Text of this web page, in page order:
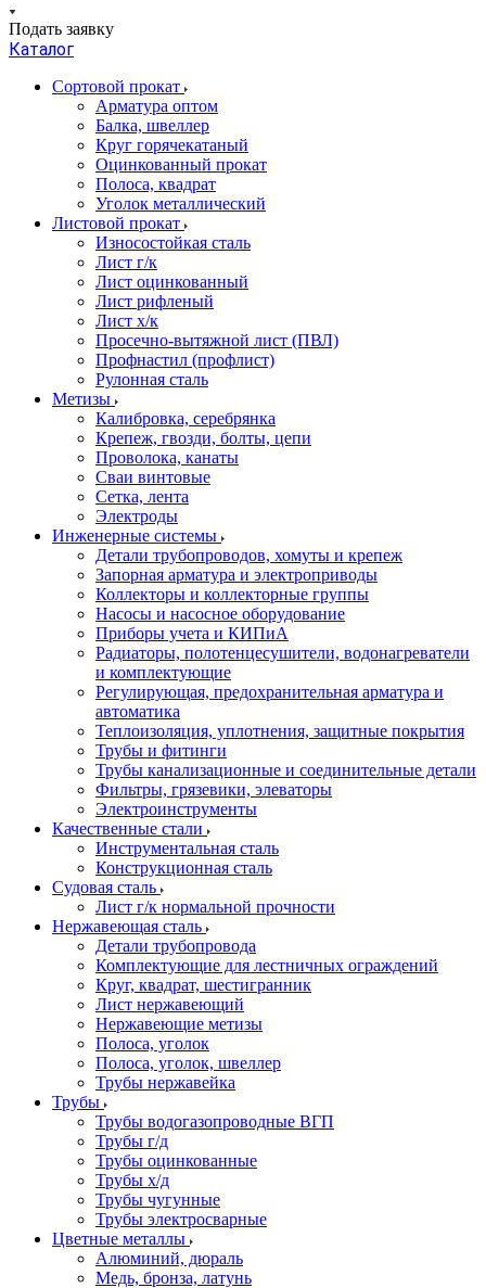
Подать заявку
Каталог
Сортовой прокат
Арматура оптом
Балка, швеллер
Круг горячекатаный
Оцинкованный прокат
Полоса, квадрат
Уголок металлический
Листовой прокат
Износостойкая сталь
Лист г/к
Лист оцинкованный
Лист рифленый
Лист х/к
Просечно-вытяжной лист (ПВЛ)
Профнастил (профлист)
Рулонная сталь
Метизы
Калибровка, серебрянка
Крепеж, гвозди, болты, цепи
Проволока, канаты
Сваи винтовые
Сетка, лента
Электроды
Инженерные системы
Детали трубопроводов, хомуты и крепеж
Запорная арматура и электроприводы
Коллекторы и коллекторные группы
Насосы и насосное оборудование
Приборы учета и КИПиА
Радиаторы, полотенцесушители, водонагреватели
и комплектующие
Регулирующая, предохранительная арматура и
автоматика
Теплоизоляция, уплотнения, защитные покрытия
Трубы и фитинги
Трубы канализационные и соединительные детали
Фильтры, грязевики, элеваторы
Электроинструменты
Качественные стали
Инструментальная сталь
Конструкционная сталь
Судовая сталь
Лист г/к нормальной прочности
Нержавеющая сталь
Детали трубопровода
Комплектующие для лестничных ограждений
Круг, квадрат, шестигранник
Лист нержавеющий
Нержавеющие метизы
Полоса, уголок
Полоса, уголок, швеллер
Трубы нержавейка
Трубы
Трубы водогазопроводные ВГП
Трубы г/д
Трубы оцинкованные
Трубы х/д
Трубы чугунные
Трубы электросварные
Цветные металлы
Алюминий, дюраль
Медь, бронза, латунь